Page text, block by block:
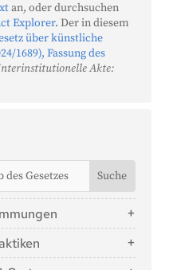
an, oder durchsuchen
Explorer. Der in diesem
über künstliche
1689), Fassung des
Akte: